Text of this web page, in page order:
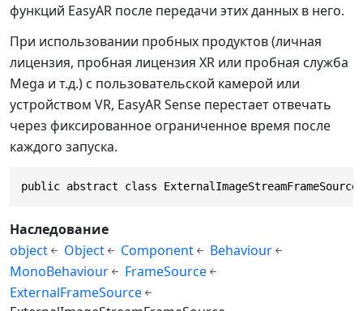
функций EasyAR после передачи этих данных в него.
При использовании пробных продуктов (личная
лицензия, пробная лицензия XR или пробная служба
Mega и т.д.) с пользовательской камерой или
устройством VR, EasyAR Sense перестает отвечать
через фиксированное ограниченное время после
каждого запуска.
public abstract class
Наследование
object
Object Component
Behaviour
MonoBehaviour
FrameSource
ExternalFrameSource